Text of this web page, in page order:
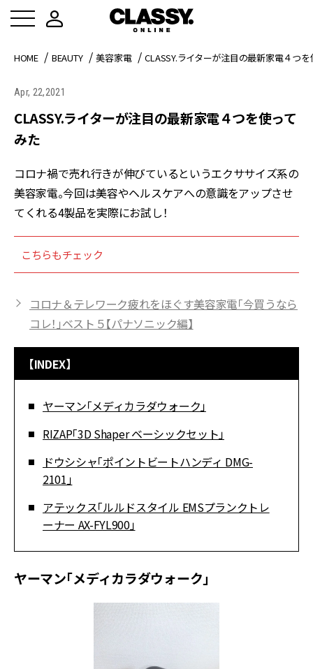
HOME BEAUTY 美容家電 CLASSY.ライターが注目の最新家電４つ
Apr, 22,2021
CLASSY.ライターが注目の最新家電４つを使って
みた
コロナ禍で売れ行きが伸びているというエクササイズ系の
美容家電。今回は美容やヘルスケアへの意識をアップさせ
てくれる4製品を実際にお試し！
こちらもチェック
コロナ＆テレワーク疲れをほぐす美容家電「今買うなら
コレ！」ベスト５【パナソニック編】
【INDEX】
ヤーマン「メディカラダウォーク」
RIZAP「3D Shaper ベーシックセット」
ドウシシャ「ポイントビートハンディ DMG-
2101」
アテックス「ルルドスタイル EMSプランクトレ
ーナー AX-FYL900」
ヤーマン「メディカラダウォーク」